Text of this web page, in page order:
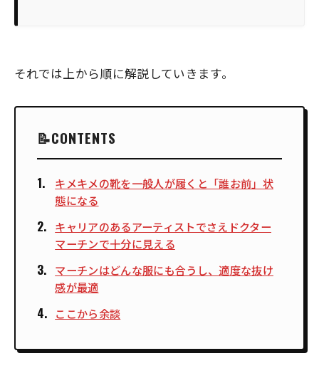
それでは上から順に解説していきます。
CONTENTS
キメキメの靴を一般人が履くと「誰お前」状
態になる
キャリアのあるアーティストでさえドクター
マーチンで十分に見える
マーチンはどんな服にも合うし、適度な抜け
感が最適
ここから余談